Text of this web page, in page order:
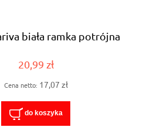
biała ramka potrójna
20,99 zł
Cena netto: 17,07 zł
do koszyka